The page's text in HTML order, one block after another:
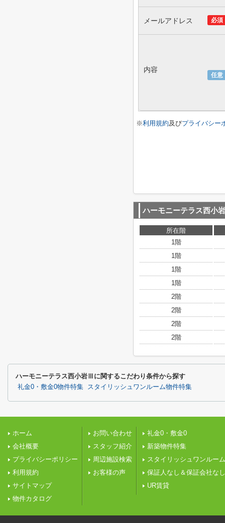
必須
メールアドレス
任意
内容
※利用規約及びプライバシー
ハーモニーテラス西小
所在階
1階
1階
1階
1階
2階
2階
2階
2階
ハーモニーテラス西小岩Ⅲに関するこだわり条件から探す
礼金0・敷金0物件特集 スタイリッシュワンルーム物件特集
ホーム
会社概要
プライバシーポリシー
利用規約
サイトマップ
物件カタログ
お問い合わせ
スタッフ紹介
周辺施設検索
お客様の声
礼金0・敷金0
新築物件特集
スタイリッシュワンルーム
保証人なし＆保証会社なし
UR賃貸